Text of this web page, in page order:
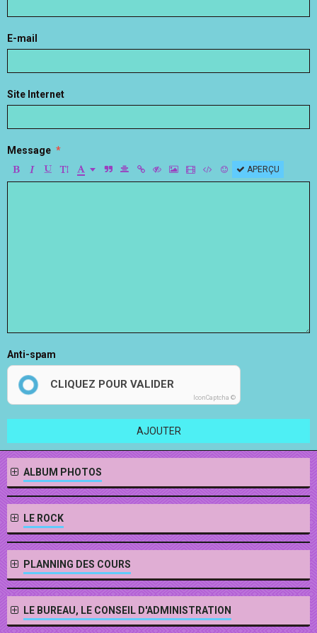
E-mail
Site Internet
Message
APERÇU
Anti-spam
CLIQUEZ POUR VALIDER
IconCaptcha ©
AJOUTER
ALBUM PHOTOS
LE ROCK
PLANNING DES COURS
LE BUREAU, LE CONSEIL D'ADMINISTRATION